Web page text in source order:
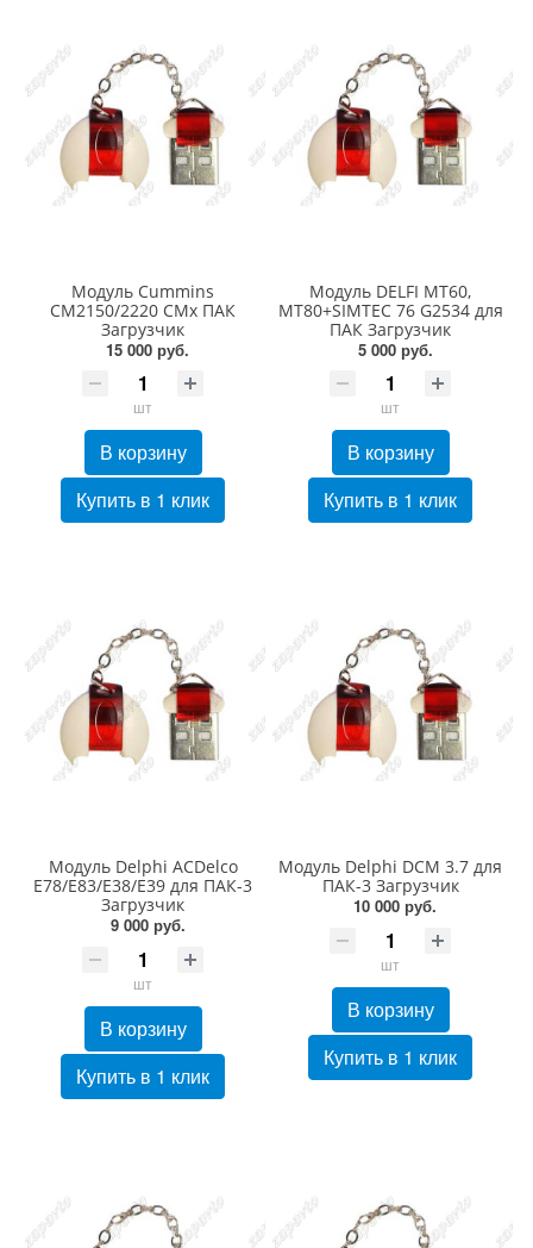
Модуль Cummins
CM2150/2220 CMх ПАК
Загрузчик
15 000 руб.
шт
В корзину
Купить в 1 клик
Модуль DELFI MT60,
МТ80+SIMTEC 76 G2534 для
ПАК Загрузчик
5 000 руб.
шт
В корзину
Купить в 1 клик
Модуль Delphi ACDelco
E78/E83/E38/E39 для ПАК-3
Загрузчик
9 000 руб.
шт
В корзину
Купить в 1 клик
Модуль Delphi DCM 3.7 для
ПАК-3 Загрузчик
10 000 руб.
шт
В корзину
Купить в 1 клик